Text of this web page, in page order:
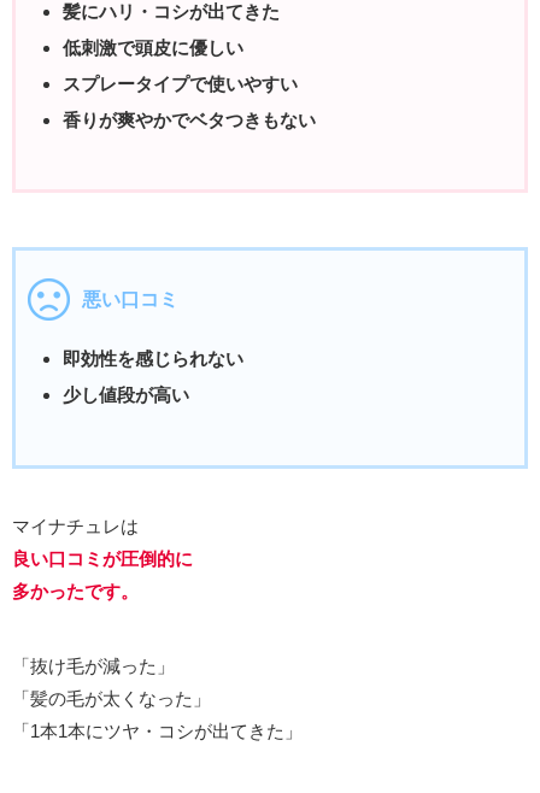
髪にハリ・コシが出てきた
低刺激で頭皮に優しい
スプレータイプで使いやすい
香りが爽やかでベタつきもない
悪い口コミ
即効性を感じられない
少し値段が高い
マイナチュレは
良い口コミが圧倒的に
多かったです。
「抜け毛が減った」
「髪の毛が太くなった」
「1本1本にツヤ・コシが出てきた」